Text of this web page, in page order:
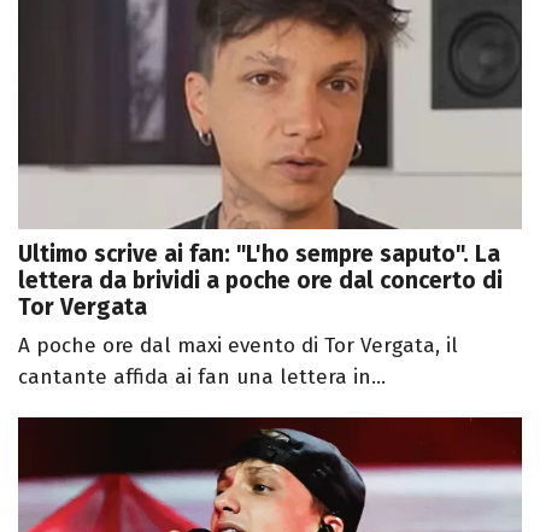
Ultimo scrive ai fan: "L'ho sempre saputo". La
lettera da brividi a poche ore dal concerto di
Tor Vergata
A poche ore dal maxi evento di Tor Vergata, il
cantante affida ai fan una lettera in...